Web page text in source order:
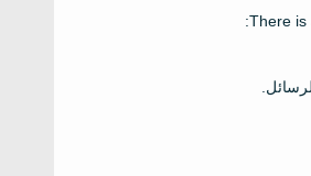
There is
: